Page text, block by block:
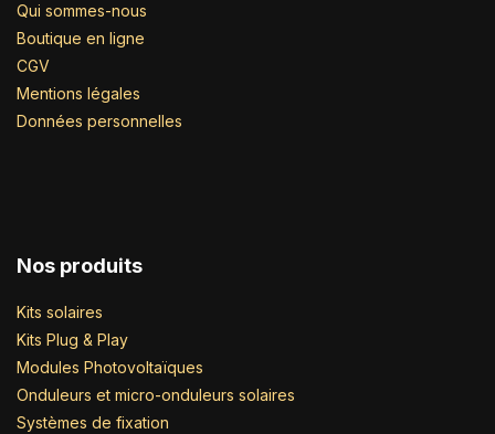
Qui sommes-nous
Boutique en ligne
CGV
Mentions légales
Données personnelles
Nos produits
Kits solaires
Kits Plug & Play
Modules Photovoltaïques
Onduleurs et micro-onduleurs solaires
Systèmes de fixation